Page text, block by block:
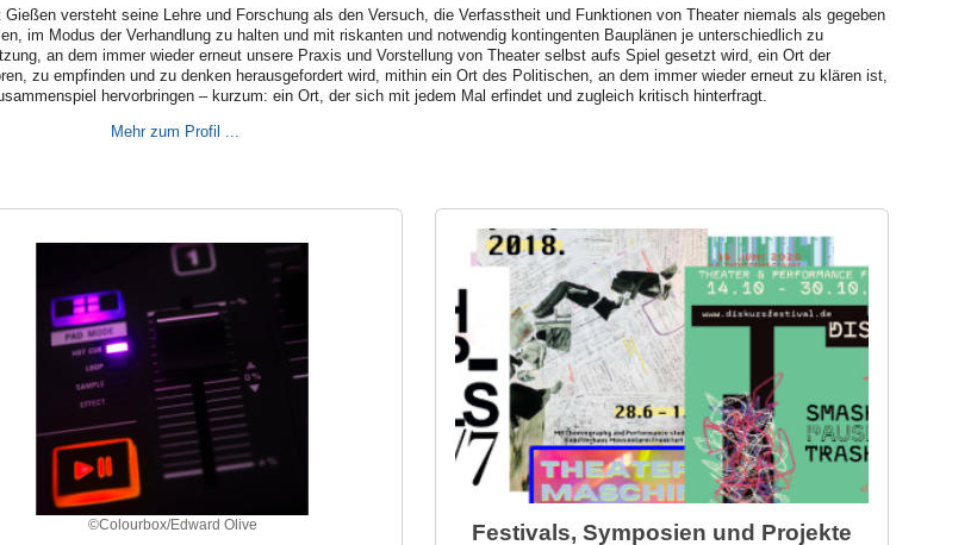
versteht seine Lehre und Forschung als den Versuch, die Verfasstheit und Funktionen von Theater niemals als gegeben
im Modus der Verhandlung zu halten und mit riskanten und notwendig kontingenten Bauplänen je unterschiedlich zu
an dem immer wieder erneut unsere Praxis und Vorstellung von Theater selbst aufs Spiel gesetzt wird, ein Ort der
zu empfinden und zu denken herausgefordert wird, mithin ein Ort des Politischen, an dem immer wieder erneut zu klären ist,
hervorbringen – kurzum: ein Ort, der sich mit jedem Mal erfindet und zugleich kritisch hinterfragt.
Mehr zum Profil ...
©Colourbox/Edward Olive Festivals, Symposien und Projekte